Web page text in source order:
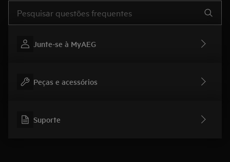
Junte-se à MyAEG
Peças e acessórios
Suporte